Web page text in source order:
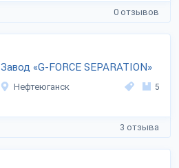
0 отзывов
Завод «G-FORCE SEPARATION»
Нефтеюганск 5
3 отзыва